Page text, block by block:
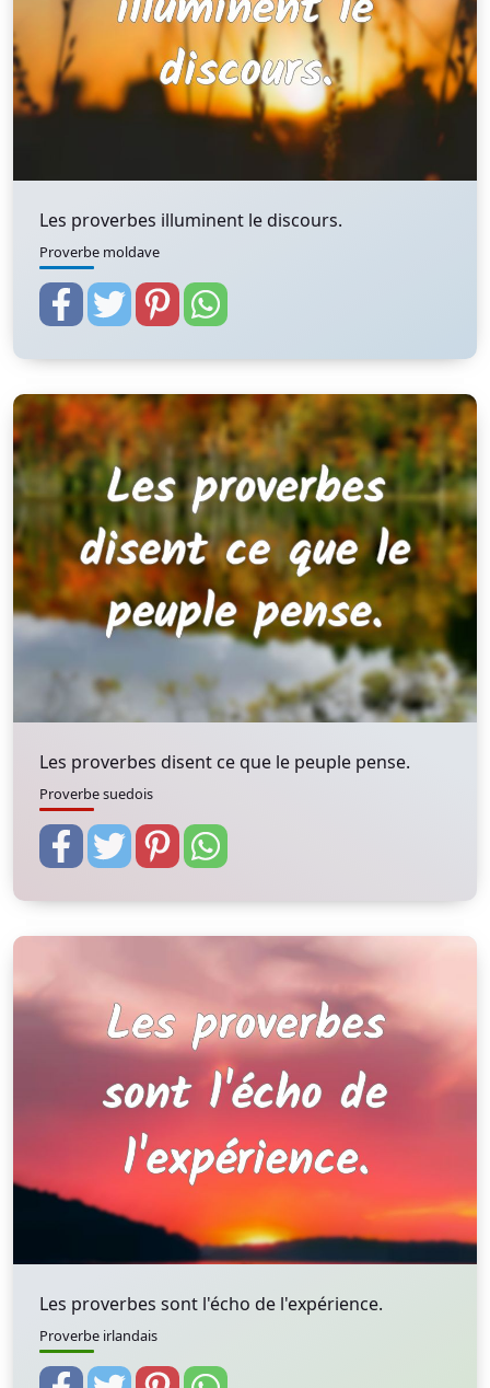
Les proverbes illuminent le discours.
Proverbe moldave
Les proverbes disent ce que le peuple pense.
Proverbe suedois
Les proverbes sont l'écho de l'expérience.
Proverbe irlandais